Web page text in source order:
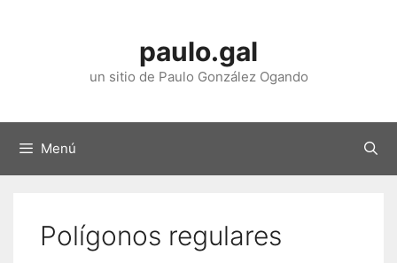
paulo.gal
un sitio de Paulo González Ogando
Menú
Polígonos regulares